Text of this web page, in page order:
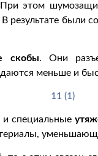
При этом
результате были
скобы. Они
меньше и
и специальные